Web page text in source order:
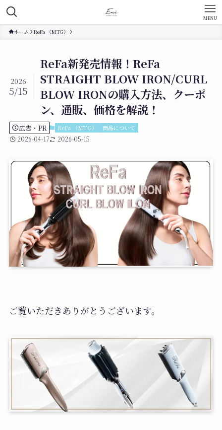
MENU
ホーム ReFa （MTG）
ReFa新発売情報！ReFa
STRAIGHT BLOW IRON/CURL
BLOW IRONの購入方法、クーポ
ン、通販、価格を解説！
2026
5/15
広告・PR ReFa （MTG） 商品について
2026-04-17 2026-05-15
ご覧いただきありがとうございます。